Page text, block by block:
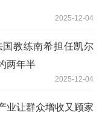
2025-12-04
教练南希担任凯尔
两年半
2025-12-04
业让群众增收又顾家